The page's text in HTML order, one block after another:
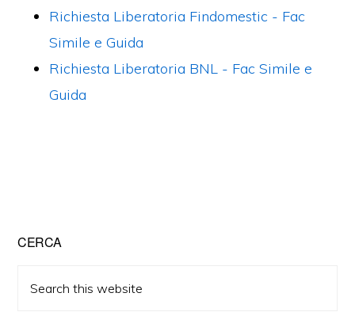
Richiesta Liberatoria Findomestic - Fac
Simile e Guida
Richiesta Liberatoria BNL - Fac Simile e
Guida
Primary
Sidebar
CERCA
this